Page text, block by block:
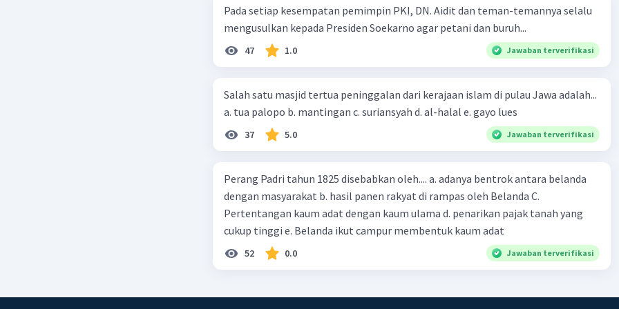
Iklan
Nanda R Community Level 89
28 September 2023 06:22
tanggapan dari pemerintah pusat. Nah, ternyata ada beberapa
upaya, yang dilakukan oleh pemerintah untuk menumpas
pemberontakan ini.
Djuanda dan A.H. Nasution, yang kemudian didorong oleh Presiden
Soekarno dengan menyokong gencatan senjata.
Sementaraitu, Wakil Presiden Mohammad Hatta memiliki pendapat
bahwa pemberontakan ini perlu diselesaikan secara damai melalui
Pada setiap kesempatan pemimpin PKI, DN. Aidit dan teman-temannya selalu
mengusulkan kepada Presiden Soekarno agar petani dan buruh...
47 1.0 Jawaban terverifikasi
Salah satu masjid tertua peninggalan dari kerajaan islam di pulau Jawa adalah...
a. tua palopo b. mantingan c. suriansyah d. al-halal e. gayo lues
37 5.0 Jawaban terverifikasi
Perang Padri tahun 1825 disebabkan oleh.... a. adanya bentrok antara belanda
dengan masyarakat b. hasil panen rakyat di rampas oleh Belanda C.
Pertentangan kaum adat dengan kaum ulama d. penarikan pajak tanah yang
cukup tinggi e. Belanda ikut campur membentuk kaum adat
52 0.0 Jawaban terverifikasi